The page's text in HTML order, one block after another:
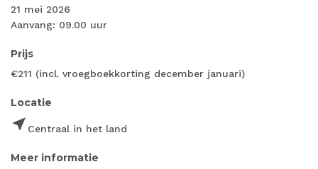
21 mei 2026
Aanvang: 09.00 uur
Prijs
€211 (incl. vroegboekkorting december januari)
Locatie
near_me Centraal in het land
Meer informatie